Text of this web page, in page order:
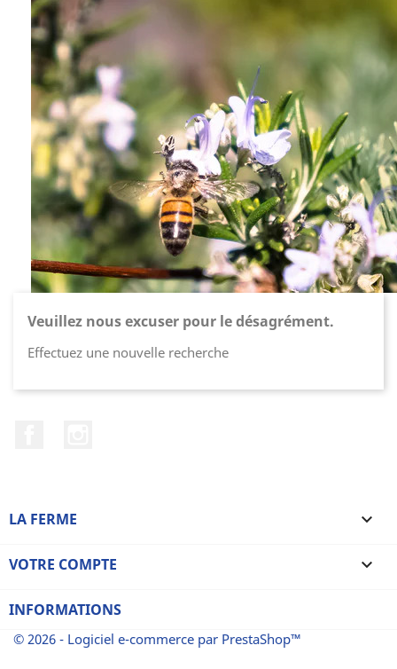
Veuillez nous excuser pour le désagrément.
Effectuez une nouvelle recherche
LA FERME 
VOTRE COMPTE 
INFORMATIONS
© 2026 - Logiciel e-commerce par PrestaShop™